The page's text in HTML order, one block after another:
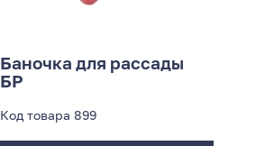
Баночка для рассады
БР
Код товара 899